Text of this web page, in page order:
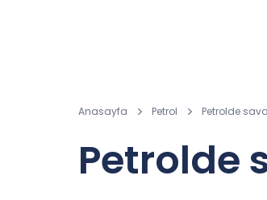
Anasayfa Petrol Petrolde
Petrolde